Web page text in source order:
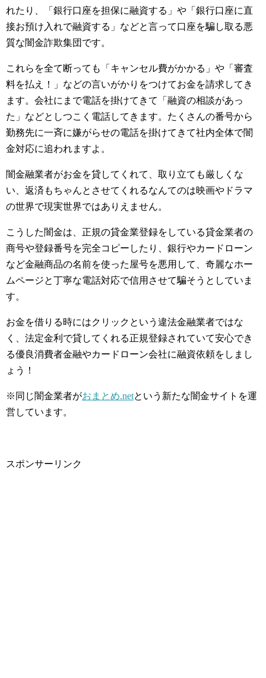
れたり、「銀行口座を担保に融資する」や「銀行口座に直
接お預け入れで融資する」などと言って口座を騙し取る悪
質な闇金詐欺集団です。
これらを全て断っても「キャンセル費がかかる」や「審査
料を払え！」などの言いがかりをつけてお金を請求してき
ます。会社にまで電話を掛けてきて「融資の相談があっ
た」などとしつこく電話してきます。たくさんの番号から
勤務先に一斉に嫌がらせの電話を掛けてきて社内全体で闇
金対応に追われますよ。
闇金融業者がお金を貸してくれて、取り立ても厳しくな
い、返済もちゃんとさせてくれるなんてのは映画やドラマ
の世界で現実世界ではありえません。
こうした闇金は、正規の貸金業登録をしている貸金業者の
商号や登録番号を完全コピーしたり、銀行やカードローン
など金融商品の名前を使った屋号を悪用して、奇麗なホー
ムページと丁寧な電話対応で信用させて騙そうとしていま
す。
お金を借りる時にはクリックという違法金融業者ではな
く、法定金利で貸してくれる正規登録されていて安心でき
る優良消費者金融やカードローン会社に融資依頼をしまし
ょう！
※同じ闇金業者がおまとめ.netという新たな闇金サイトを運
営しています。
スポンサーリンク